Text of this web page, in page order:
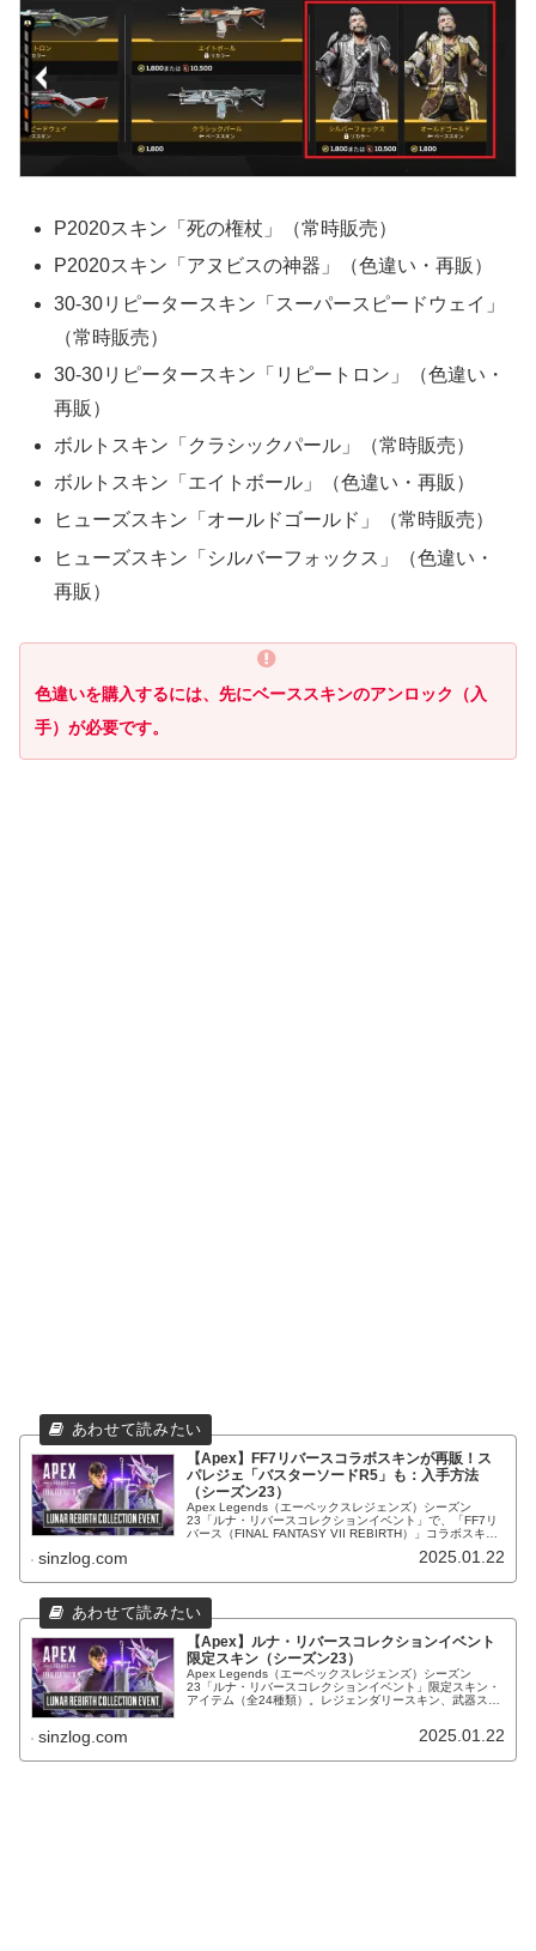
P2020スキン「死の権杖」（常時販売）
P2020スキン「アヌビスの神器」（色違い・再販）
30-30リピータースキン「スーパースピードウェイ」
（常時販売）
30-30リピータースキン「リピートロン」（色違い・
再販）
ボルトスキン「クラシックパール」（常時販売）
ボルトスキン「エイトボール」（色違い・再販）
ヒューズスキン「オールドゴールド」（常時販売）
ヒューズスキン「シルバーフォックス」（色違い・
再販）
色違いを購入するには、先にベーススキンのアンロック（入
手）が必要です。
【Apex】FF7リバースコラボスキンが再販！ス
パレジェ「バスターソードR5」も：入手方法
（シーズン23）
Apex Legends（エーペックスレジェンズ）シーズン
23「ルナ・リバースコレクションイベント」で、「FF7リ
バース（FINAL FANTASY VII REBIRTH）」コラボスキン
sinzlog.com 2025.01.22
【Apex】ルナ・リバースコレクションイベント
限定スキン（シーズン23）
Apex Legends（エーペックスレジェンズ）シーズン
23「ルナ・リバースコレクションイベント」限定スキン・
アイテム（全24種類）。レジェンダリースキン、武器スキ
sinzlog.com 2025.01.22